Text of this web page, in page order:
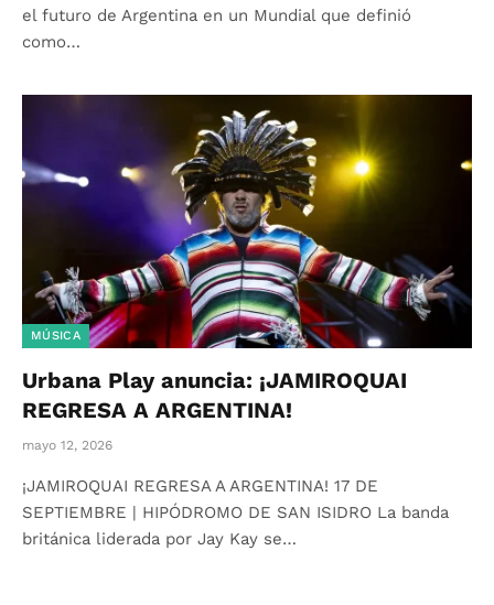
el futuro de Argentina en un Mundial que definió
como…
MÚSICA
Urbana Play anuncia: ¡JAMIROQUAI
REGRESA A ARGENTINA!
mayo 12, 2026
¡JAMIROQUAI REGRESA A ARGENTINA! 17 DE
SEPTIEMBRE | HIPÓDROMO DE SAN ISIDRO La banda
británica liderada por Jay Kay se…